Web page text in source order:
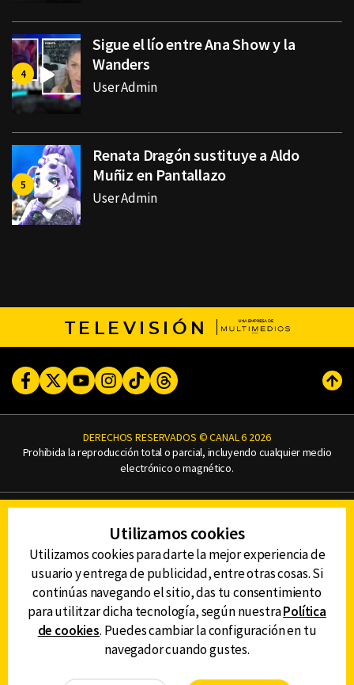
Sigue el lío entre Ana Show y la
Wanders
User Admin
Renata Dragón sustituye a Aldo
Muñiz en Pantallazo
User Admin
TELEVISIÓN
FacebookTwitterYoutubeInstagram
TikTokThreads
DERECHOS RESERVADOS © CANAL 6 2026
Prohibida la reproducción total o parcial, incluyendo cualquier medio
electrónico o magnético.
AVISO DE PRIVACIDAD
AVISO LEGAL
DEFENSORÍA DE LAS AUDIENCIAS
DESCARGA LA APP DE CANAL 6
Utilizamos cookies
Utilizamos cookies para darte la mejor experiencia de
usuario y entrega de publicidad, entre otras cosas. Si
continúas navegando el sitio, das tu consentimiento
para utilitzar dicha tecnología, según nuestraPolítica
de cookies. Puedes cambiar la configuración en tu
navegador cuando gustes.